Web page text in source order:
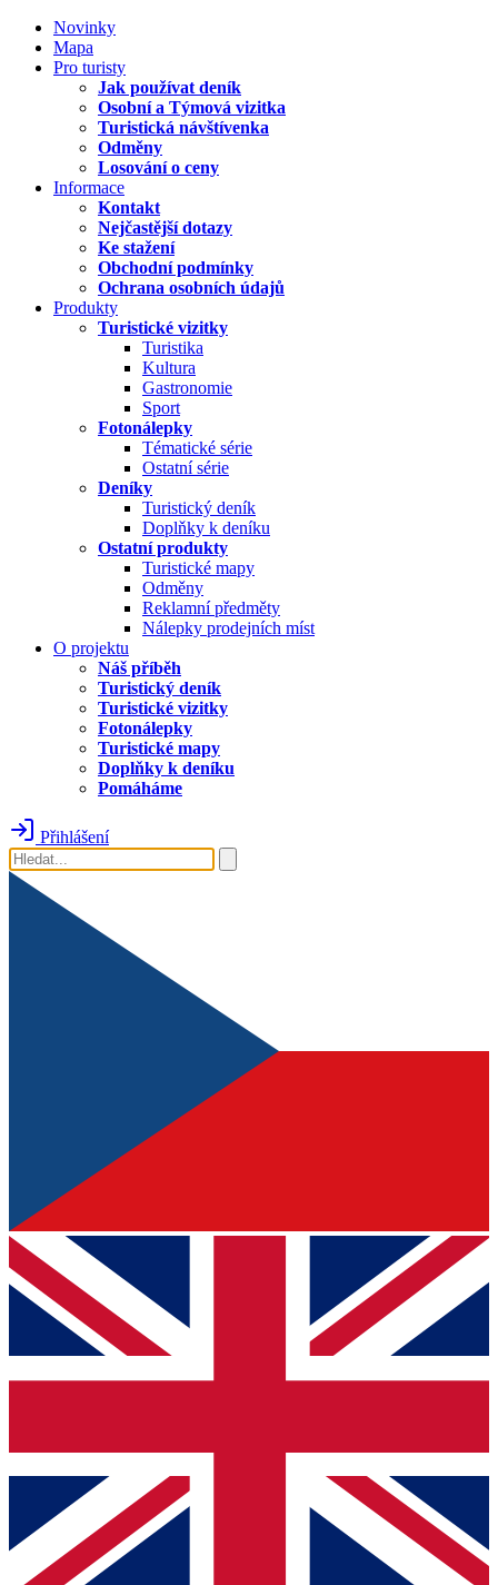
Novinky
Mapa
Pro turisty
Jak používat deník
Osobní a Týmová vizitka
Turistická návštívenka
Odměny
Losování o ceny
Informace
Kontakt
Nejčastější dotazy
Ke stažení
Obchodní podmínky
Ochrana osobních údajů
Produkty
Turistické vizitky
Turistika
Kultura
Gastronomie
Sport
Fotonálepky
Tématické série
Ostatní série
Deníky
Turistický deník
Doplňky k deníku
Ostatní produkty
Turistické mapy
Odměny
Reklamní předměty
Nálepky prodejních míst
O projektu
Náš příběh
Turistický deník
Turistické vizitky
Fotonálepky
Turistické mapy
Doplňky k deníku
Pomáháme
Přihlášení